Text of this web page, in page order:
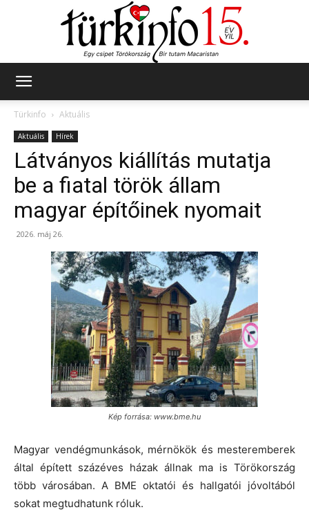
Türkinfo
Aktuális
Aktuális Hírek
Látványos kiállítás mutatja
be a fiatal török állam
magyar építőinek nyomait
2026. máj 26.
Kép forrása: www.bme.hu
Magyar vendégmunkások, mérnökök és mesteremberek
által épített százéves házak állnak ma is Törökország
több városában. A BME oktatói és hallgatói jóvoltából
sokat megtudhatunk róluk.